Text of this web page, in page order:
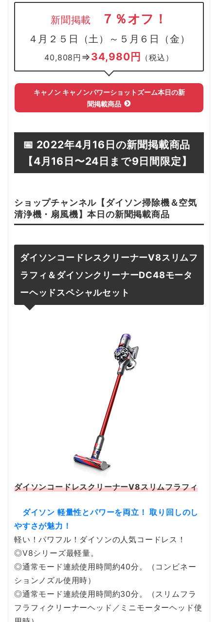
新聞掲載 ７％オフ！
４月２５日（土）～５月６日（金）
40,808円 ⇒34,980円 （税込）
キャノン キャノンパワーショットズーム本日の新
聞掲載商品
📅 2022年4月16日の新聞掲載商品
【4月16日〜24日まで9日間限定】
ショップチャンネル【ダイソン掃除機＆空気
清浄機・扇風機】本日の新聞掲載商品
ダイソンコードレスクリーナーV8スリムフ
ラフィ ＆ダイソンクリーナーDC48モータ
ーヘッドスペシャルセット
ダイソンコードレスクリーナーV8スリムフラフィ
ダイソン 軽量性とパワーを両立！ 取り回しのし
やすさが魅力！
軽い！パワフル！ダイソンの人気コードレス！
◎V8シリーズ最軽量。
◎通常モード連続使用時間約40分。（コンビネー
ションノズル使用時）
◎通常モード連続使用時間約30分。（スリムフラ
フラフィクリーナーヘッド／ミニモーターヘッド使